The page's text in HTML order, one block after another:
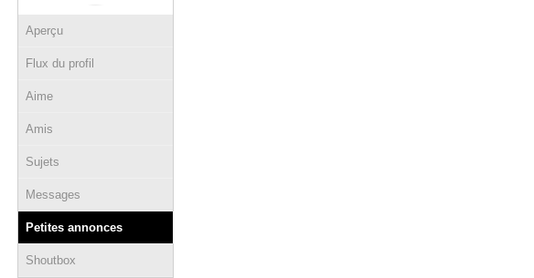
Aperçu
Flux du profil
Aime
Amis
Sujets
Messages
Petites annonces
Shoutbox